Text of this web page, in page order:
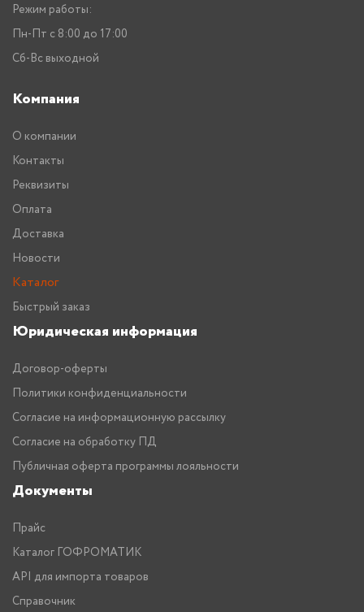
Режим работы:
Пн-Пт с 8:00 до 17:00
Сб-Вс выходной
Компания
О компании
Контакты
Реквизиты
Оплата
Доставка
Новости
Каталог
Быстрый заказ
Юридическая информация
Договор-оферты
Политики конфиденциальности
Согласие на информационную рассылку
Согласие на обработку ПД
Публичная оферта программы лояльности
Документы
Прайс
Каталог ГОФРОМАТИК
API для импорта товаров
Справочник